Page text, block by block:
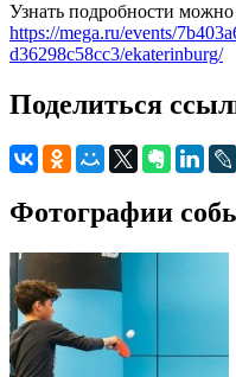
Узнать подробности можно
https://mega.ru/events/
d36298c58cc3/ekaterinburg/
Поделиться
Фотографии